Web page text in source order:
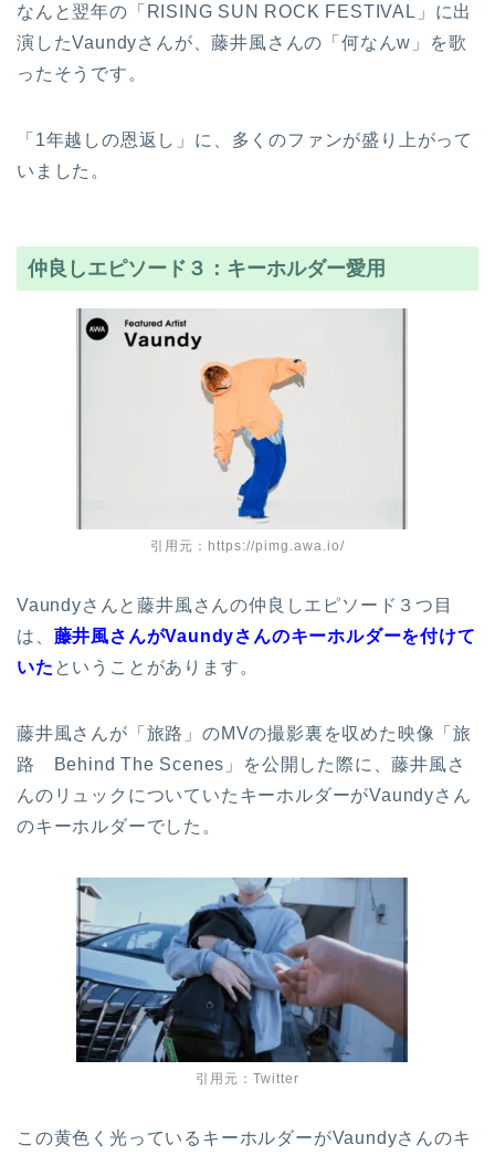
なんと翌年の「RISING SUN ROCK FESTIVAL」に出
演したVaundyさんが、藤井風さんの「何なんw」を歌
ったそうです。
「1年越しの恩返し」に、多くのファンが盛り上がって
いました。
仲良しエピソード３：キーホルダー愛用
引用元：https://pimg.awa.io/
Vaundyさんと藤井風さんの仲良しエピソード３つ目
は、 藤井風さんがVaundyさんのキーホルダーを付けて
いた ということがあります。
藤井風さんが「旅路」のMVの撮影裏を収めた映像「旅
路 Behind The Scenes」を公開した際に、藤井風さ
んのリュックについていたキーホルダーがVaundyさん
のキーホルダーでした。
引用元：Twitter
この黄色く光っているキーホルダーがVaundyさんのキ